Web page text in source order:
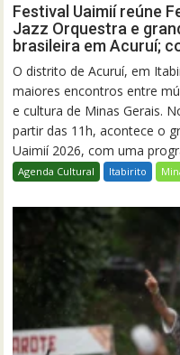
Festival Uaimií reúne
Jazz Orquestra e
brasileira em Acuruí;
O distrito de Acuruí, em
maiores encontros entre
e cultura de Minas Gerais.
partir das 11h, acontece o
Uaimií 2026, com uma
Agenda Cultural Itabirito